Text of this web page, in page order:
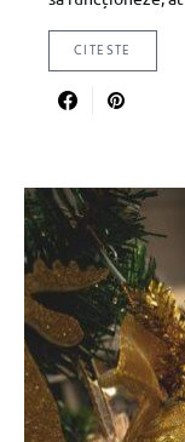
CITESTE